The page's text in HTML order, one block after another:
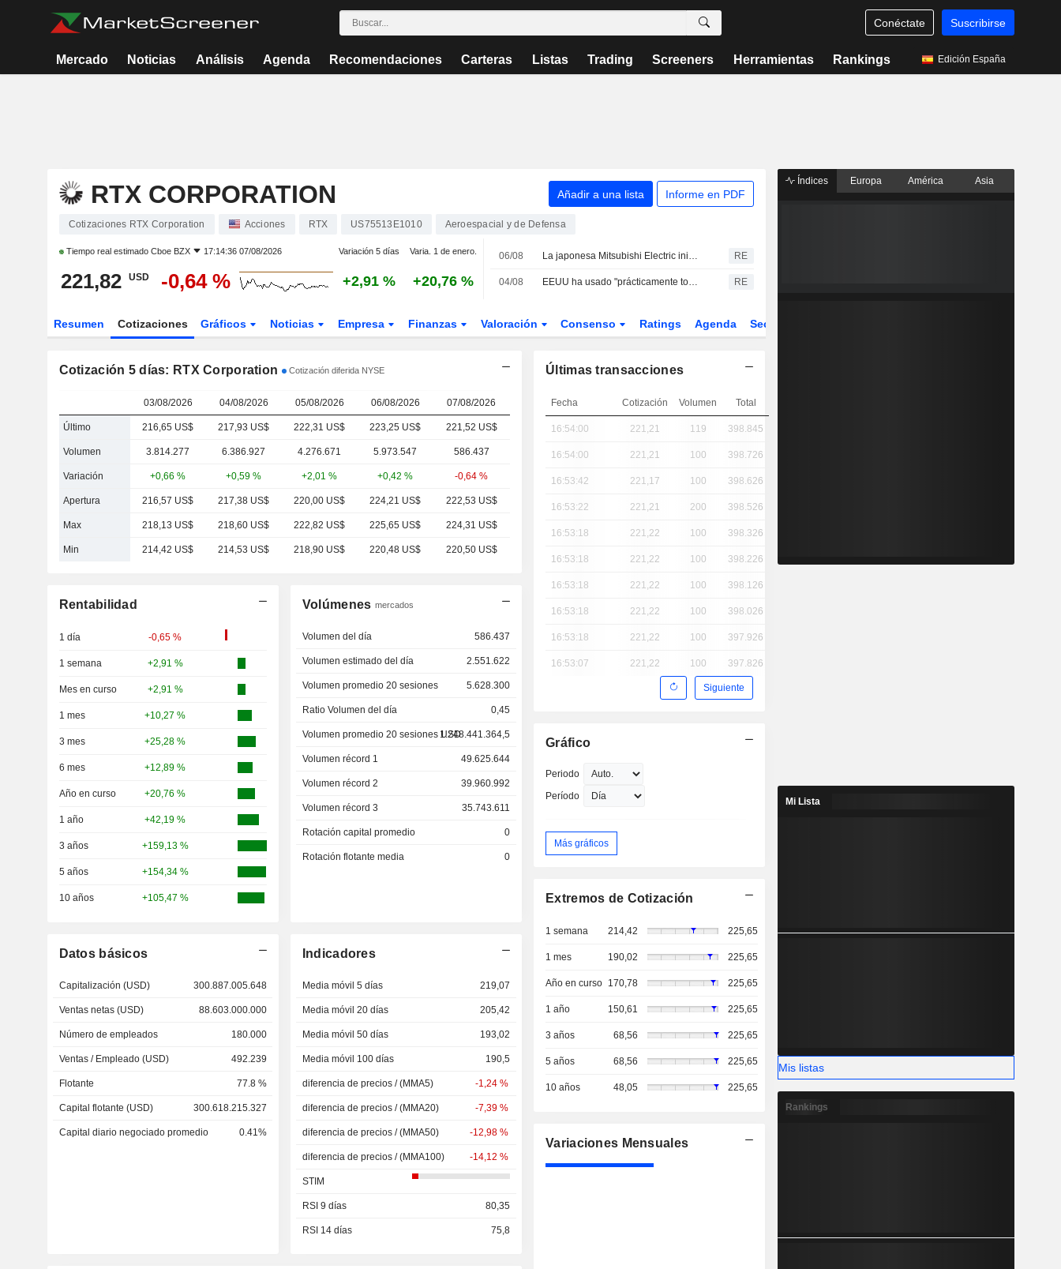
Conéctate Suscribirse
Mercado Noticias Análisis Agenda Recomendaciones Carteras Listas Trading Screeners Herramientas Rankings Edición España
RTX CORPORATION Añadir a una lista Informe en PDF
Cotizaciones RTX Corporation Acciones RTX US75513E1010 Aeroespacial y de Defensa
Tiempo real estimado Cboe BZX 17:14:36 07/08/2026 Variación 5 días Varia. 1 de enero.
221,82 USD -0,64 % +2,91 % +20,76 %
06/08 La japonesa Mitsubishi Electric inicia los preparativos industriales para el caza GCAP RE
04/08 EEUU ha usado "prácticamente todos" sus misiles de precisión de largo alcance: fuentes RE
Resumen Cotizaciones Gráficos Noticias Empresa Finanzas Valoración Consenso Ratings Agenda Sector
Cotización 5 días: RTX Corporation Cotización diferida NYSE
03/08/2026 04/08/2026 05/08/2026 06/08/2026 07/08/2026
Último 216,65 US$ 217,93 US$ 222,31 US$ 223,25 US$ 221,52 US$
Volumen 3.814.277 6.386.927 4.276.671 5.973.547 586.437
Variación +0,66 % +0,59 % +2,01 % +0,42 % -0,64 %
Apertura 216,57 US$ 217,38 US$ 220,00 US$ 224,21 US$ 222,53 US$
Max 218,13 US$ 218,60 US$ 222,82 US$ 225,65 US$ 224,31 US$
Min 214,42 US$ 214,53 US$ 218,90 US$ 220,48 US$ 220,50 US$
Rentabilidad
1 día -0,65 %
1 semana +2,91 %
Mes en curso +2,91 %
1 mes +10,27 %
3 mes +25,28 %
6 mes +12,89 %
Año en curso +20,76 %
1 año +42,19 %
3 años +159,13 %
5 años +154,34 %
10 años +105,47 %
Volúmenes mercados
Volumen del día 586.437
Volumen estimado del día 2.551.622
Volumen promedio 20 sesiones 5.628.300
Ratio Volumen del día 0,45
Volumen promedio 20 sesiones USD1.248.441.364,5
Volumen récord 1 49.625.644
Volumen récord 2 39.960.992
Volumen récord 3 35.743.611
Rotación capital promedio 0
Rotación flotante media 0
Datos básicos
Capitalización (USD) 300.887.005.648
Ventas netas (USD) 88.603.000.000
Número de empleados 180.000
Ventas / Empleado (USD) 492.239
Flotante 77.8 %
Capital flotante (USD) 300.618.215.327
Capital diario negociado promedio 0.41%
Indicadores
Media móvil 5 días 219,07
Media móvil 20 días 205,42
Media móvil 50 días 193,02
Media móvil 100 días 190,5
diferencia de precios / (MMA5) -1,24 %
diferencia de precios / (MMA20) -7,39 %
diferencia de precios / (MMA50) -12,98 %
diferencia de precios / (MMA100) -14,12 %
STIM
RSI 9 días 80,35
RSI 14 días 75,8
Últimas transacciones
Fecha Cotización Volumen Total
16:54:00 221,21 119 398.845
16:54:00 221,21 100 398.726
16:53:42 221,17 100 398.626
16:53:22 221,21 200 398.526
16:53:18 221,22 100 398.326
16:53:18 221,22 100 398.226
16:53:18 221,22 100 398.126
16:53:18 221,22 100 398.026
16:53:18 221,22 100 397.926
16:53:07 221,22 100 397.826
Siguiente
Gráfico
Periodo
Período
Más gráficos
Extremos de Cotización
1 semana 214,42 225,65
1 mes 190,02 225,65
Año en curso 170,78 225,65
1 año 150,61 225,65
3 años 68,56 225,65
5 años 68,56 225,65
10 años 48,05 225,65
Variaciones Mensuales
Índices Europa América Asia
Mi Lista
Mis listas
Rankings